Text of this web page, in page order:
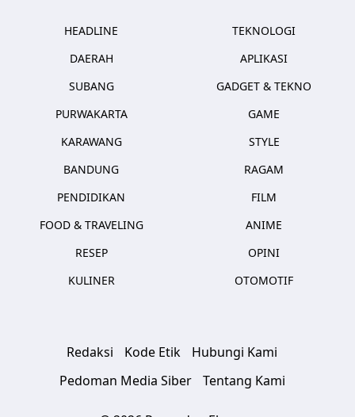
HEADLINE
DAERAH
SUBANG
PURWAKARTA
KARAWANG
BANDUNG
PENDIDIKAN
FOOD & TRAVELING
RESEP
KULINER
TEKNOLOGI
APLIKASI
GADGET & TEKNO
GAME
STYLE
RAGAM
FILM
ANIME
OPINI
OTOMOTIF
Redaksi Kode Etik
Hubungi Kami
Pedoman Media Siber
Tentang Kami